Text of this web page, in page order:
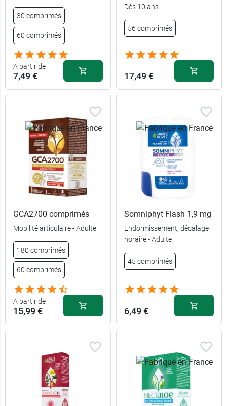
30 comprimés
60 comprimés
A partir de
7,49 €
30
comprimés
7,49 €
60
14,89 €
Dès 10 ans
56 comprimés
17,49 €
GCA2700 comprimés
Mobilité articulaire - Adulte
180 comprimés
60 comprimés
A partir de
15,99 €
Somniphyt Flash 1,9 mg
Endormissement, décalage
horaire - Adulte
45 comprimés
6,49 €